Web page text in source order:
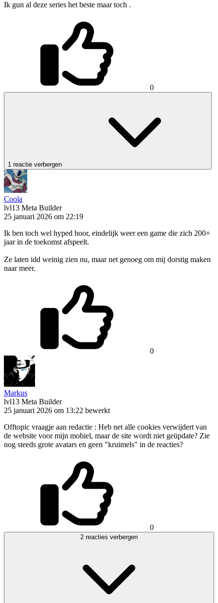
Ik gun al deze series het beste maar toch .
0
1 reactie verbergen
Coola
lvl13 Meta Builder
25 januari 2026 om 22:19
Ik ben toch wel hyped hoor, eindelijk weer een game die zich 200+
jaar in de toekomst afspeelt.
Ze laten idd weinig zien nu, maar net genoeg om mij dorstig maken
naar meer.
0
Markus
lvl13 Meta Builder
25 januari 2026 om 13:22 bewerkt
Offtopic vraagje aan redactie : Heb net alle cookies verwijdert van
de website voor mijn mobiel, maar de site wordt niet geüpdate? Zie
nog steeds grote avatars en geen "kruimels" in de reacties?
0
2 reacties verbergen